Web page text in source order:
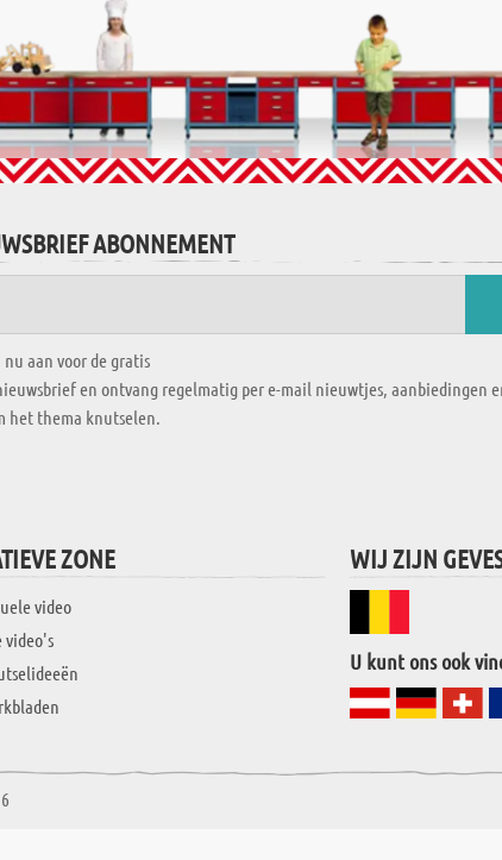
ABONNEMENT
aan voor de gratis
en ontvang regelmatig per e-mail nieuwtjes, aanbiedingen
het thema knutselen.
ZONE
video
video's
WIJ ZIJN
U kunt ons ook